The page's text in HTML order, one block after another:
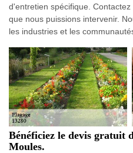
d'entretien spécifique.
que nous puissions intervenir.
les industries et les
Bénéficiez le devis gratuit
Moules.